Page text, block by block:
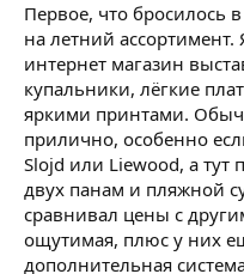
Первое, что бросилось
на летний
интернет магазин
купальники, лёгкие
яркими принтами.
прилично, особенно
Slojd или Liewood, а тут
двух панам и пляжной
сравнивал цены с
ощутимая, плюс у них
дополнительная